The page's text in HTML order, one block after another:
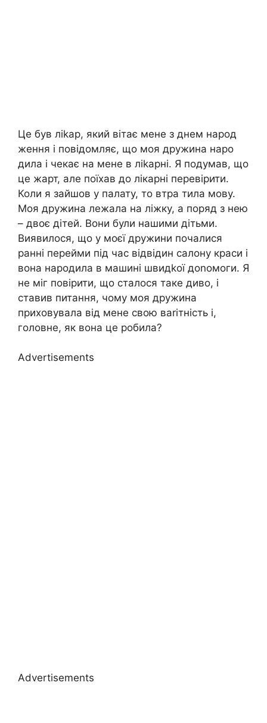
Це був ліkар, який вітає мене з днем народ
ження і повідомляє, що моя дружина наро
дила і чекає на мене в ліkарні. Я подумав, що
це жарт, але поїхав до лікарні перевірити.
Коли я зайшов у палату, то втра тила мову.
Моя дружина лежала на ліжку, а поряд з нею
– двоє дітей. Вони були нашими дітьми.
Виявилося, що у моєї дружини почалися
ранні перейми під час відвідин салону краси і
вона народила в машині швидkої доnомоги. Я
не міг повірити, що сталося таке диво, і
ставив питання, чому моя дружина
приховувала від мене свою ваrітність і,
головне, як вона це робила?
Advertisements
Advertisements